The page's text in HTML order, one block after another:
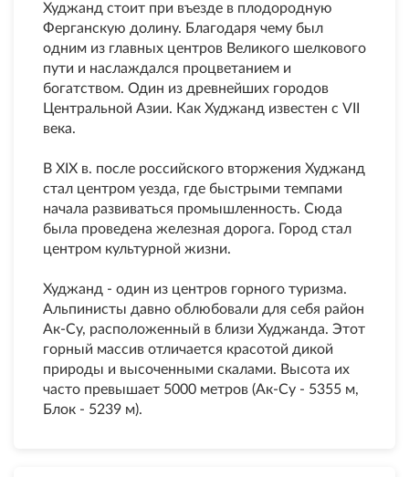
Худжанд стоит при въезде в плодородную
Ферганскую долину. Благодаря чему был
одним из главных центров Великого шелкового
пути и наслаждался процветанием и
богатством. Один из древнейших городов
Центральной Азии. Как Худжанд известен с VII
века.
В XIX в. после российского вторжения Худжанд
стал центром уезда, где быстрыми темпами
начала развиваться промышленность. Сюда
была проведена железная дорога. Город стал
центром культурной жизни.
Худжанд - один из центров горного туризма.
Альпинисты давно облюбовали для себя район
Ак-Су, расположенный в близи Худжанда. Этот
горный массив отличается красотой дикой
природы и высоченными скалами. Высота их
часто превышает 5000 метров (Ак-Су - 5355 м,
Блок - 5239 м).